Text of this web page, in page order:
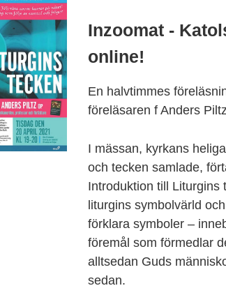
Inzoomat -
online!
En halvtimmes
föreläsaren f Anders
I mässan, kyrkans
och tecken samlade,
Introduktion till Liturgins
liturgins symbolvärld
förklara symboler –
föremål som förmedlar
alltsedan Guds
sedan.